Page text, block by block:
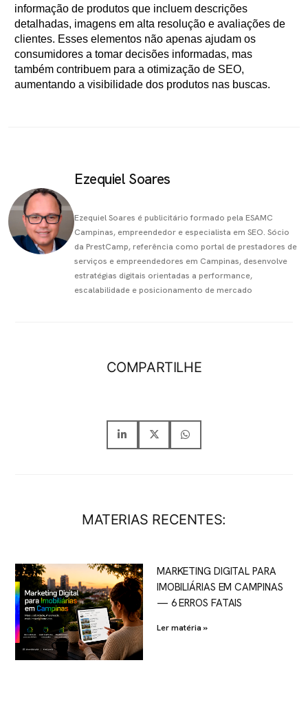
informação de produtos que incluem descrições
detalhadas, imagens em alta resolução e avaliações de
clientes. Esses elementos não apenas ajudam os
consumidores a tomar decisões informadas, mas
também contribuem para a otimização de SEO,
aumentando a visibilidade dos produtos nas buscas.
Ezequiel Soares
Ezequiel Soares é publicitário formado pela ESAMC
Campinas, empreendedor e especialista em SEO. Sócio
da PrestCamp, referência como portal de prestadores de
serviços e empreendedores em Campinas, desenvolve
estratégias digitais orientadas a performance,
escalabilidade e posicionamento de mercado
COMPARTILHE
MATERIAS RECENTES:
MARKETING DIGITAL PARA
IMOBILIÁRIAS EM CAMPINAS
— 6 ERROS FATAIS
Ler matéria »